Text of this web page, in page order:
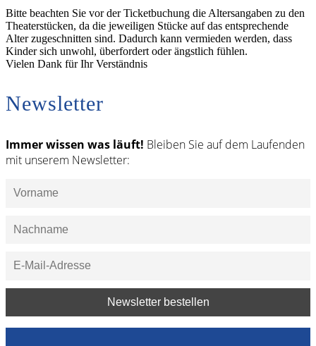
Bitte beachten Sie vor der Ticketbuchung die Altersangaben zu den
Theaterstücken, da die jeweiligen Stücke auf das entsprechende
Alter zugeschnitten sind. Dadurch kann vermieden werden, dass
Kinder sich unwohl, überfordert oder ängstlich fühlen.
Vielen Dank für Ihr Verständnis
Newsletter
Immer wissen was läuft! Bleiben Sie auf dem Laufenden
mit unserem Newsletter: